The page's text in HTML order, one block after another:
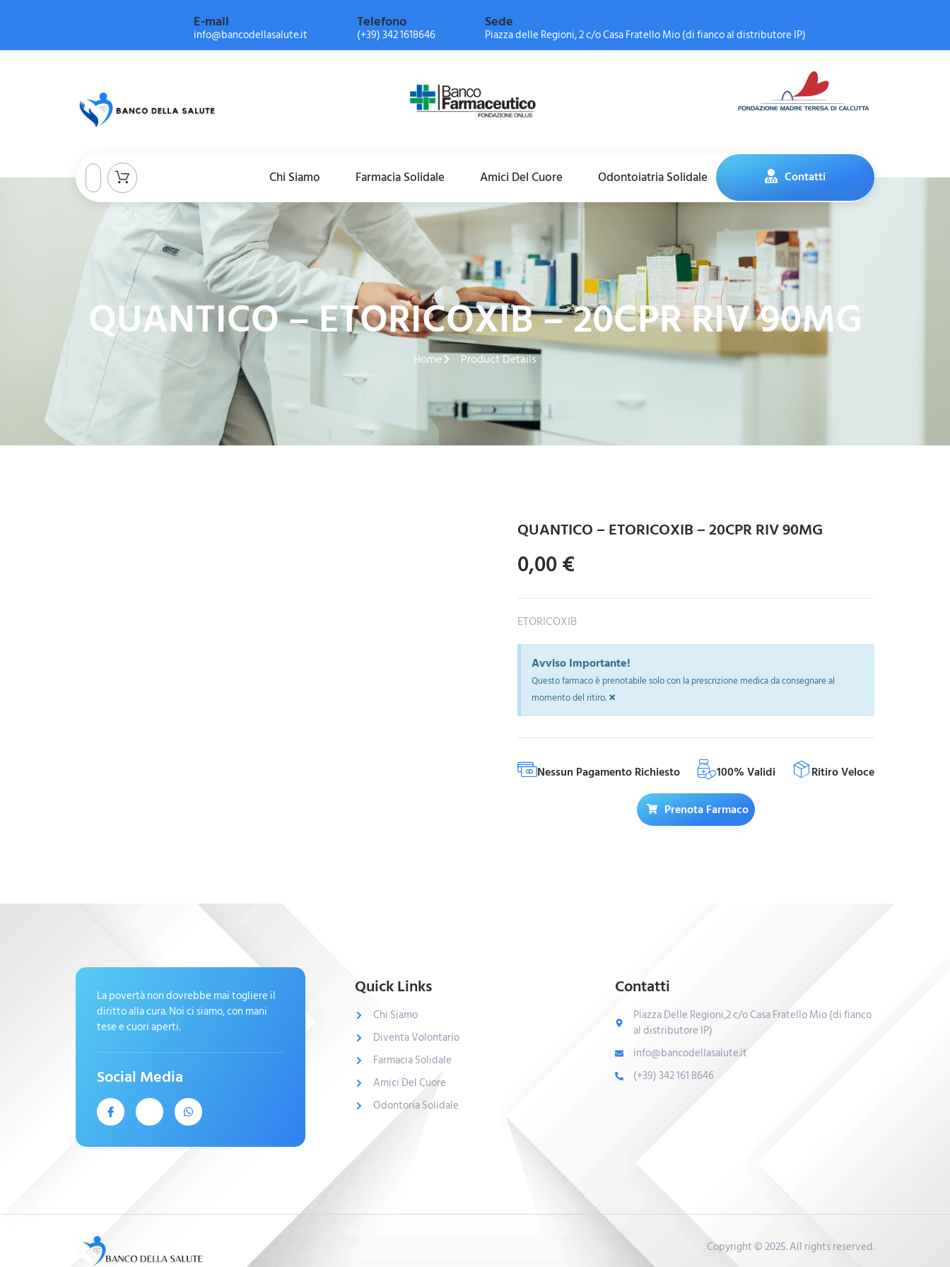
E-mail
info@bancodellasalute.it
Telefono
(+39) 342 1618646
Sede
Piazza delle Regioni, 2 c/o Casa Fratello Mio (di fianco al distributore IP)
Chi Siamo Farmacia Solidale Amici Del Cuore Odontoiatria Solidale Contatti
QUANTICO – ETORICOXIB – 20CPR RIV 90MG
Home Product Details
QUANTICO – ETORICOXIB – 20CPR RIV 90MG
0,00€
ETORICOXIB
Avviso Importante!
Questo farmaco è prenotabile solo con la prescrizione medica da consegnare al
momento del ritiro.×
Nessun Pagamento Richiesto 100% Validi Ritiro Veloce
Prenota Farmaco
La povertà non dovrebbe mai togliere il
diritto alla cura. Noi ci siamo, con mani
tese e cuori aperti.
Social Media
Quick Links
Chi Siamo
Diventa Volontario
Farmacia Solidale
Amici Del Cuore
Odontoria Solidale
Contatti
Piazza Delle Regioni,2 c/o Casa Fratello Mio (di fianco
al distributore IP)
info@bancodellasalute.it
(+39) 342 161 8646
Copyright © 2025. All rights reserved.